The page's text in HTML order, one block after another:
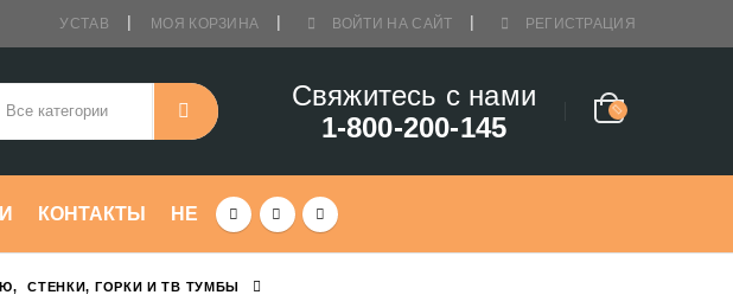
УСТАВ МОЯ КОРЗИНА ВОЙТИ НА САЙТ РЕГИСТРАЦИЯ
Свяжитесь с нами
1-800-200-145
КОНТАКТЫ HE
, СТЕНКИ, ГОРКИ И ТВ ТУМБЫ